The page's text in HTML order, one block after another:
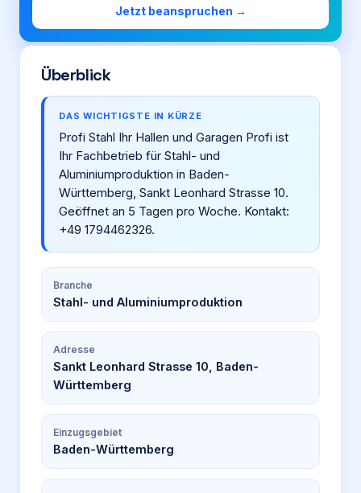
Jetzt beanspruchen →
Überblick
DAS WICHTIGSTE IN KÜRZE
Profi Stahl Ihr Hallen und Garagen Profi ist
Ihr Fachbetrieb für Stahl- und
Aluminiumproduktion in Baden-
Württemberg, Sankt Leonhard Strasse 10.
Geöffnet an 5 Tagen pro Woche. Kontakt:
+49 1794462326.
Branche
Stahl- und Aluminiumproduktion
Adresse
Sankt Leonhard Strasse 10, Baden-
Württemberg
Einzugsgebiet
Baden-Württemberg